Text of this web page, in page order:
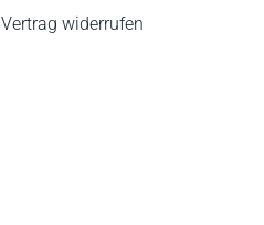
Vertrag widerrufen